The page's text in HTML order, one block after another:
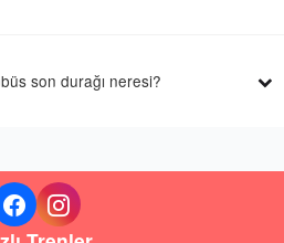
son durağı neresi?